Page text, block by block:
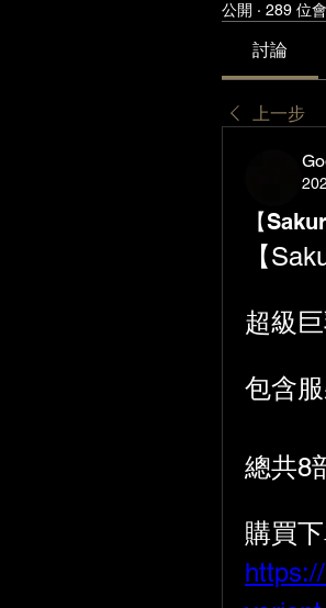
公開 · 289 位
討論
上一步
【
【
超級
包含
總共8
購買